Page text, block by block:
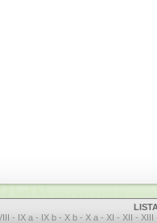
- IX a - IX b - X b - X a - XI- XII- XIII